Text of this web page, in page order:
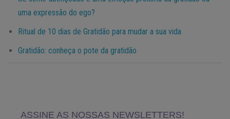
uma expressão do ego?
Ritual de 10 dias de Gratidão para mudar a sua vida
Gratidão: conheça o pote da gratidão